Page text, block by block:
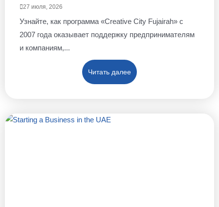
27 июля, 2026
Узнайте, как программа «Creative City Fujairah» с
2007 года оказывает поддержку предпринимателям
и компаниям,...
Читать далее